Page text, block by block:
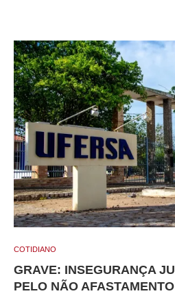
COTIDIANO
GRAVE: INSEGURANÇA
PELO NÃO